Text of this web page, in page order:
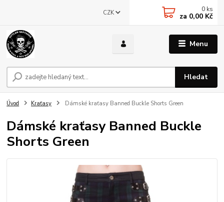
Menu
CZK
Hledat
0 ks
za 0,00 Kč
Úvod Kraťasy Dámské kraťasy Banned Buckle Shorts Green
Dámské kraťasy Banned Buckle
Shorts Green